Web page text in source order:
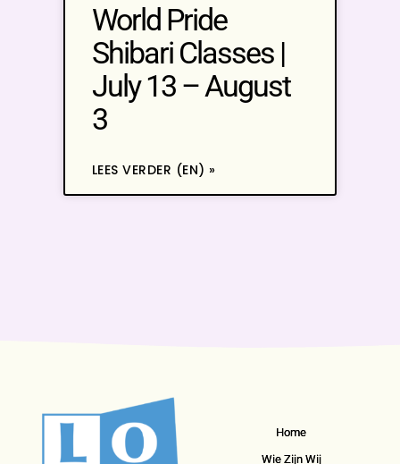
World Pride
Shibari Classes |
July 13 – August
3
LEES VERDER (EN) »
Home
Wie Zijn Wij